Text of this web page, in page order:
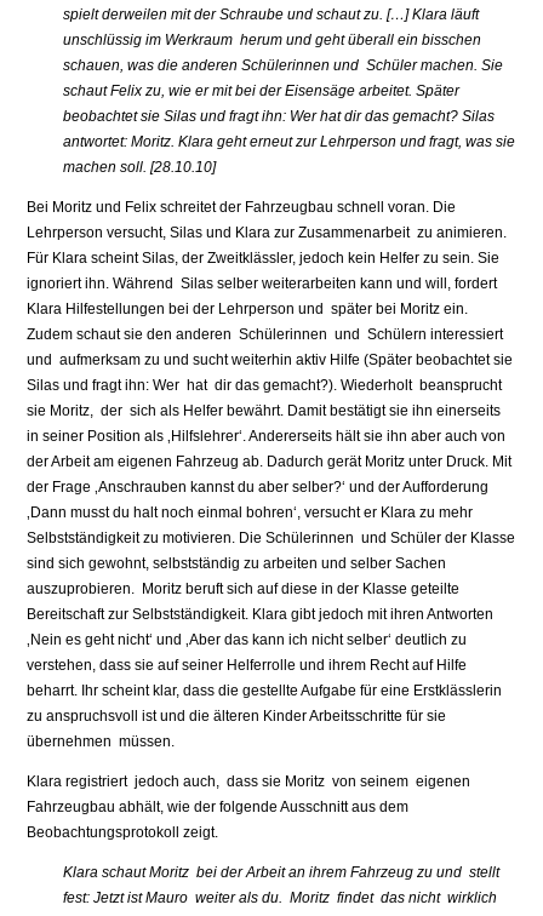
spielt derweilen mit der Schraube und schaut zu. […] Klara läuft
unschlüssig im Werkraum herum und geht überall ein bisschen
schauen, was die anderen Schülerinnen und Schüler machen. Sie
schaut Felix zu, wie er mit bei der Eisensäge arbeitet. Später
beobachtet sie Silas und fragt ihn: Wer hat dir das gemacht? Silas
antwortet: Moritz. Klara geht erneut zur Lehrperson und fragt, was sie
machen soll. [28.10.10]
Bei Moritz und Felix schreitet der Fahrzeugbau schnell voran. Die
Lehrperson versucht, Silas und Klara zur Zusammenarbeit zu animieren.
Für Klara scheint Silas, der Zweitklässler, jedoch kein Helfer zu sein. Sie
ignoriert ihn. Während Silas selber weiterarbeiten kann und will, fordert
Klara Hilfestellungen bei der Lehrperson und später bei Moritz ein.
Zudem schaut sie den anderen Schülerinnen und Schülern interessiert
und aufmerksam zu und sucht weiterhin aktiv Hilfe (Später beobachtet sie
Silas und fragt ihn: Wer hat dir das gemacht?). Wiederholt beansprucht
sie Moritz, der sich als Helfer bewährt. Damit bestätigt sie ihn einerseits
in seiner Position als ‚Hilfslehrer‘. Andererseits hält sie ihn aber auch von
der Arbeit am eigenen Fahrzeug ab. Dadurch gerät Moritz unter Druck. Mit
der Frage ‚Anschrauben kannst du aber selber?‘ und der Aufforderung
‚Dann musst du halt noch einmal bohren‘, versucht er Klara zu mehr
Selbstständigkeit zu motivieren. Die Schülerinnen und Schüler der Klasse
sind sich gewohnt, selbstständig zu arbeiten und selber Sachen
auszuprobieren. Moritz beruft sich auf diese in der Klasse geteilte
Bereitschaft zur Selbstständigkeit. Klara gibt jedoch mit ihren Antworten
‚Nein es geht nicht‘ und ‚Aber das kann ich nicht selber‘ deutlich zu
verstehen, dass sie auf seiner Helferrolle und ihrem Recht auf Hilfe
beharrt. Ihr scheint klar, dass die gestellte Aufgabe für eine Erstklässlerin
zu anspruchsvoll ist und die älteren Kinder Arbeitsschritte für sie
übernehmen müssen.
Klara registriert jedoch auch, dass sie Moritz von seinem eigenen
Fahrzeugbau abhält, wie der folgende Ausschnitt aus dem
Beobachtungsprotokoll zeigt.
Klara schaut Moritz bei der Arbeit an ihrem Fahrzeug zu und stellt
fest: Jetzt ist Mauro weiter als du. Moritz findet das nicht wirklich